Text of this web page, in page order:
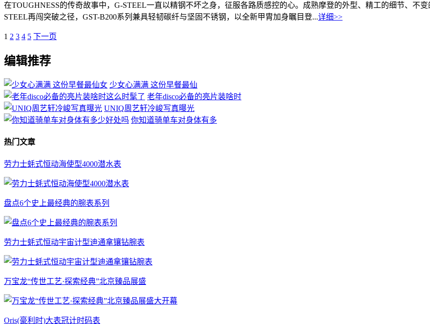
在TOUGHNESS的传奇故事中，G-STEEL一直以精钢不坏之身，征服各路质感控的心。成熟摩登的外型、精工的细节、不
STEEL再闯突破之径，GST-B200系列兼具轻韧碳纤与坚固不锈钢，以全新甲胄加身瞩目登...详细>>
1 2 3 4 5 下一页
编辑推荐
少女心满满 这份早餐最仙
老年disco必备的亮片装啥时
UNIQ周艺轩冷峻写真曝光
你知道骑单车对身体有多
热门文章
劳力士蚝式恒动海使型4000潜水表
盘点6个史上最经典的腕表系列
劳力士蚝式恒动宇宙计型迪通拿镶钻腕表
万宝龙“传世工艺·探索经典”北京臻品展盛
Oris(豪利时)大表冠计时码表